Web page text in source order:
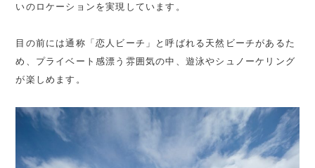
いのロケーションを実現しています。
目の前には通称「恋人ビーチ」と呼ばれる天然ビーチがあるた
め、プライベート感漂う雰囲気の中、遊泳やシュノーケリング
が楽しめます。